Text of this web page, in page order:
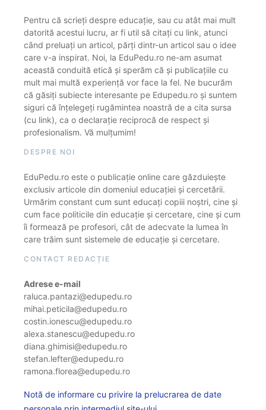
Pentru că scrieți despre educație, sau cu atât mai mult
datorită acestui lucru, ar fi util să citați cu link, atunci
când preluați un articol, părți dintr-un articol sau o idee
care v-a inspirat. Noi, la EduPedu.ro ne-am asumat
această conduită etică și sperăm că și publicațiile cu
mult mai multă experiență vor face la fel. Ne bucurăm
că găsiți subiecte interesante pe Edupedu.ro și suntem
siguri că înțelegeți rugămintea noastră de a cita sursa
(cu link), ca o declarație reciprocă de respect și
profesionalism. Vă mulțumim!
DESPRE NOI
EduPedu.ro este o publicație online care găzduiește
exclusiv articole din domeniul educației și cercetării.
Urmărim constant cum sunt educați copiii noștri, cine și
cum face politicile din educație și cercetare, cine și cum
îi formează pe profesori, cât de adecvate la lumea în
care trăim sunt sistemele de educație și cercetare.
CONTACT REDACȚIE
Adrese e-mail
raluca.pantazi@edupedu.ro
mihai.peticila@edupedu.ro
costin.ionescu@edupedu.ro
alexa.stanescu@edupedu.ro
diana.ghimisi@edupedu.ro
stefan.lefter@edupedu.ro
ramona.florea@edupedu.ro
Notă de informare cu privire la prelucrarea de date